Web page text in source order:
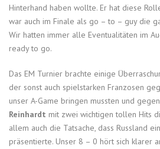
Hinterhand haben wollte. Er hat diese
war auch im Finale als go – to – guy die
Wir hatten immer alle Eventualitäten im
ready to go.
Das EM Turnier brachte einige
der sonst auch spielstarken Franzosen
unser A-Game bringen mussten und
Reinhardt mit zwei wichtigen tollen Hits
allem auch die Tatsache, dass Russland
präsentierte. Unser 8 – 0 hört sich klarer